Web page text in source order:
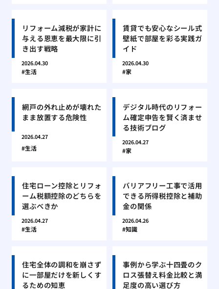
リフォーム減税が家計に
与える恩恵を最大限に引
き出す戦略
2026.04.30
生活
賃貸でも安心なシール式
壁紙で部屋を彩る実践ガ
イド
2026.04.30
家
網戸の外れ止めが壊れた
まま放置する危険性
2026.04.27
生活
デジタル時代のリフォー
ム確定申告を賢く済ませ
る技術ブログ
2026.04.27
家
住宅ローン控除とリフォ
ーム税額控除のどちらを
選ぶべきか
2026.04.27
生活
バリアフリー工事で活用
できる所得税控除と補助
金の関係
2026.04.26
知識
住宅全体の調和を崩さず
に一部屋だけを新しくす
るための知恵
事例から学ぶ十四畳のク
ロス張替え料金比較と満
足度の高い選び方